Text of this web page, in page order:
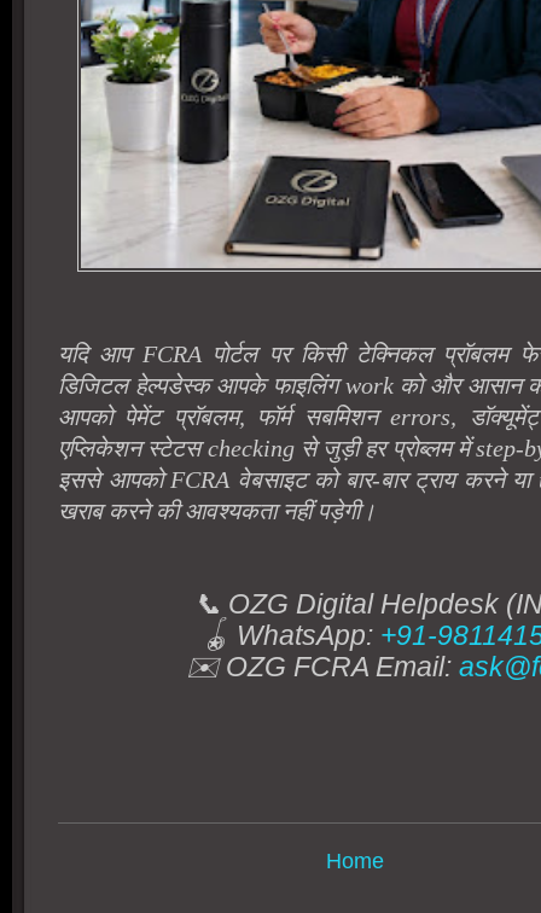
यदि आप FCRA पोर्टल पर किसी टेक्निकल प्रॉबलम
डिजिटल हेल्पडेस्क आपके फाइलिंग work को और आसान
आपको पेमेंट प्रॉबलम, फॉर्म सबमिशन errors,
एप्लिकेशन स्टेटस checking से जुड़ी हर प्रोब्लम में step-
इससे आपको FCRA वेबसाइट को बार-बार ट्राय करने
खराब करने की आवश्यकता नहीं पड़ेगी।
📞 OZG Digital Helpdesk
🪀 WhatsApp: +91-
✉️ OZG FCRA Email:
Home